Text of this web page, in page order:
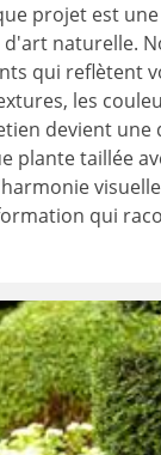
projet est
naturelle.
qui reflètent
les
devient une
plante taillée
qui